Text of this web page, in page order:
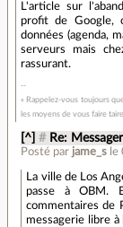
L'article sur
profit de Google,
données (agenda,
serveurs mais
rassurant.
« Rappelez-vous toujours
les moyens de vous faire
[^] # Re:
Posté par jame_s le
La ville de Los
passe à OBM.
commentaires de
messagerie libre